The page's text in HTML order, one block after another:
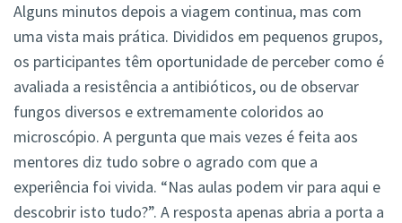
Alguns minutos depois a viagem continua, mas com
uma vista mais prática. Divididos em pequenos grupos,
os participantes têm oportunidade de perceber como é
avaliada a resistência a antibióticos, ou de observar
fungos diversos e extremamente coloridos ao
microscópio. A pergunta que mais vezes é feita aos
mentores diz tudo sobre o agrado com que a
experiência foi vivida. “Nas aulas podem vir para aqui e
descobrir isto tudo?”. A resposta apenas abria a porta a